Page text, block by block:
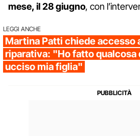
mese, il 28 giugno, con
LEGGI ANCHE
Martina Patti chiede accesso
riparativa: "Ho fatto qualcosa
ucciso mia figlia"